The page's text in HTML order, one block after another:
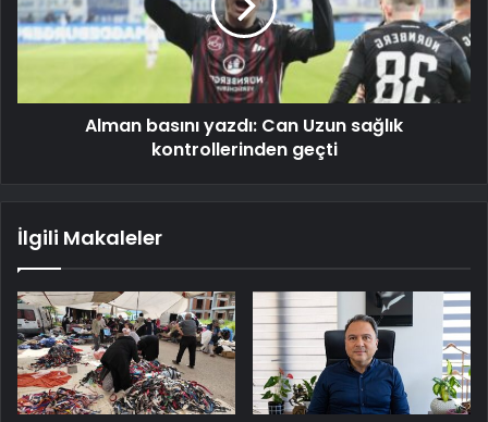
Alman basını yazdı: Can Uzun sağlık
kontrollerinden geçti
İlgili Makaleler